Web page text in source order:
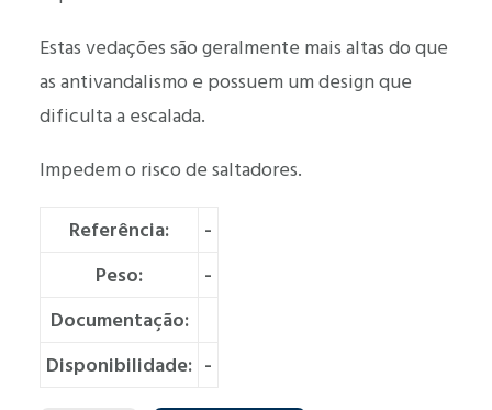
Estas vedações são geralmente mais altas do que
as antivandalismo e possuem um design que
dificulta a escalada.
Impedem o risco de saltadores.
Referência:
-
Peso:
-
Documentação:
Disponibilidade: -